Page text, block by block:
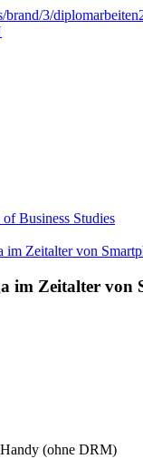
Business Studies
im Zeitalter von
(ohne DRM)